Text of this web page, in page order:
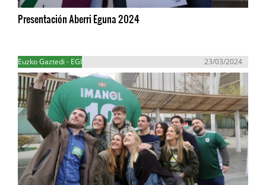
Presentación Aberri Eguna 2024
Euzko Gaztedi - EGI 23/03/2024